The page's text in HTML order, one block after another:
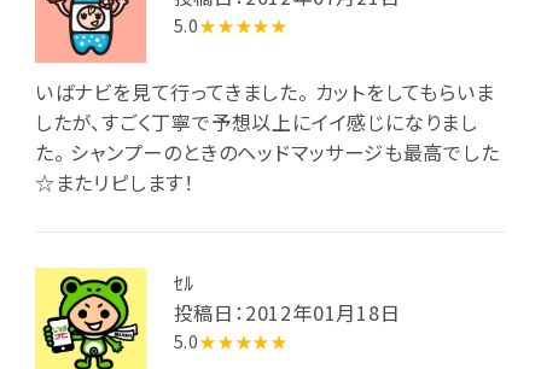
5.0★★★★★
いばナビを見て行ってきました。 カットをしてもらいま
したが、すごく丁寧で予想以上にイイ感じになりまし
た。 シャンプーのときのヘッドマッサージも最高でした
☆またリピします！
ｾﾙ
投稿日：2012年01月18日
5.0★★★★★